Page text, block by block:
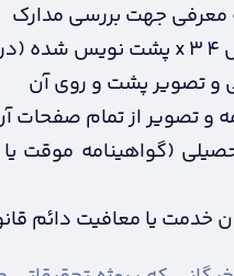
معرفی جهت بررسی مدارک
و تصویر پشت و روی آن
و تصویر از تمام صفحات
(گواهینامه موقت
خدمت یا معافیت دائم